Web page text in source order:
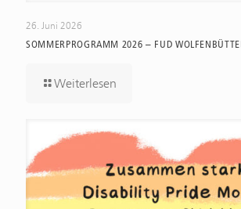
26. Juni 2026
SOMMERPROGRAMM 2026 – FUD
Weiterlesen